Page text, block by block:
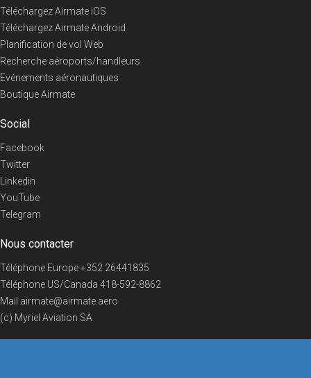
Téléchargez Airmate iOS
Téléchargez Airmate Android
Planification de vol Web
Recherche aéroports/handleurs
Evénements aéronautiques
Boutique Airmate
Social
Facebook
Twitter
Linkedin
YouTube
Telegram
Nous contacter
Téléphone Europe+352 26441835
Téléphone US/Canada 418-592-8862
Mail airmate@airmate.aero
(c) Myriel Aviation SA